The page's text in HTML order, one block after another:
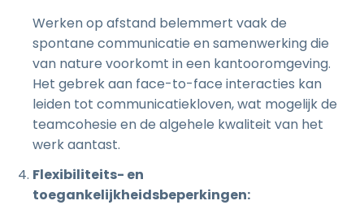
Werken op afstand belemmert vaak de
spontane communicatie en samenwerking die
van nature voorkomt in een kantooromgeving.
Het gebrek aan face-to-face interacties kan
leiden tot communicatiekloven, wat mogelijk de
teamcohesie en de algehele kwaliteit van het
werk aantast.
Flexibiliteits- en
toegankelijkheidsbeperkingen: